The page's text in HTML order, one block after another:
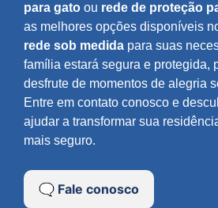
para gato ou rede de proteção
as melhores opções disponíveis
rede sob medida para suas
família estará segura e protegida,
desfrute de momentos de alegria
Entre em contato conosco e
ajudar a transformar sua
mais seguro.
🗨️ Fale conosco